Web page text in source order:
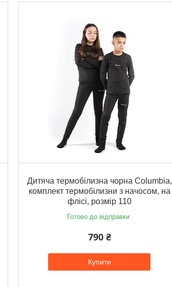
Дитяча термобілизна чорна Columbia,
комплект термобілизни з начосом, на
флісі, розмір 110
Готово до відправки
790 ₴
Купити